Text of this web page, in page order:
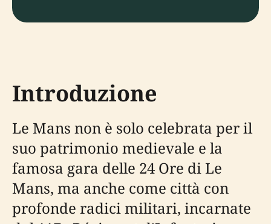
Introduzione
Le Mans non è solo celebrata per il
suo patrimonio medievale e la
famosa gara delle 24 Ore di Le
Mans, ma anche come città con
profonde radici militari, incarnate